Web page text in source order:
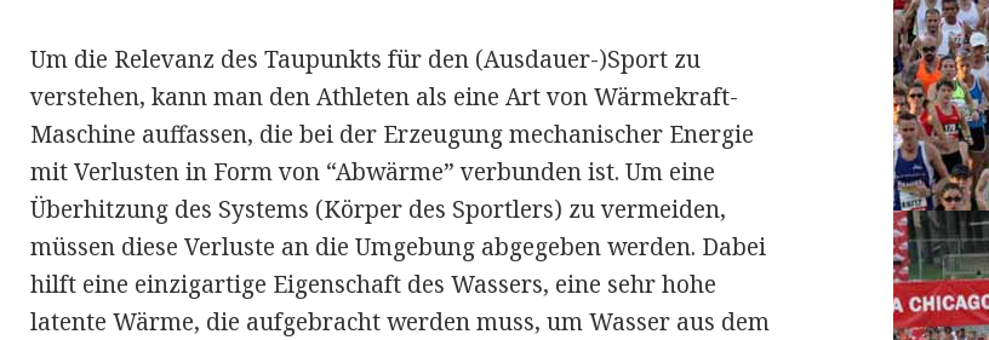
Um die Relevanz des Taupunkts für den (Ausdauer-)Sport zu
verstehen, kann man den Athleten als eine Art von Wärmekraft-
Maschine auffassen, die bei der Erzeugung mechanischer Energie
mit Verlusten in Form von “Abwärme” verbunden ist. Um eine
Überhitzung des Systems (Körper des Sportlers) zu vermeiden,
müssen diese Verluste an die Umgebung abgegeben werden. Dabei
hilft eine einzigartige Eigenschaft des Wassers, eine sehr hohe
latente Wärme, die aufgebracht werden muss, um Wasser aus dem